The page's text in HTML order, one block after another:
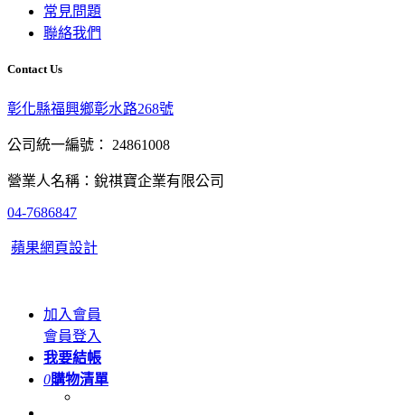
常見問題
聯絡我們
Contact Us
彰化縣福興鄉彰水路268號
公司統一編號： 24861008
營業人名稱：銳祺寶企業有限公司
04-7686847
蘋果網頁設計
加入會員
會員登入
我要結帳
0購物清單